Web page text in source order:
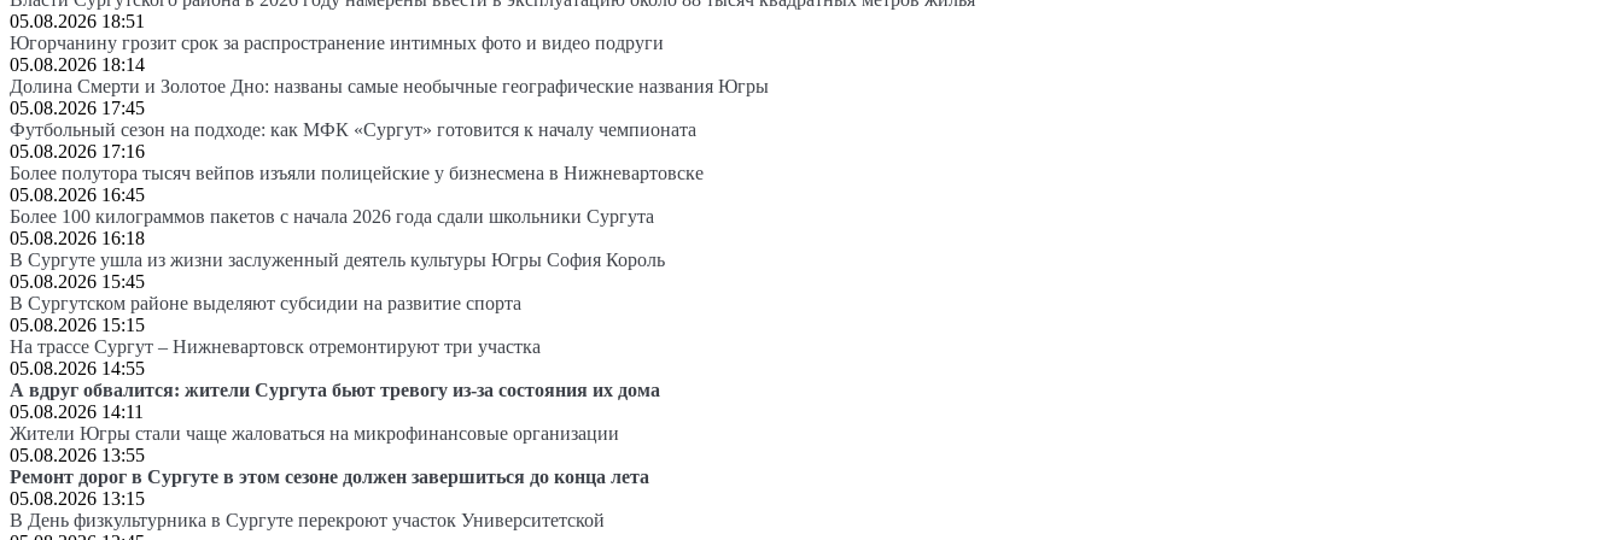
05.08.2026 18:51
Югорчанину грозит срок за распространение интимных фото и видео подруги
05.08.2026 18:14
Долина Смерти и Золотое Дно: названы самые необычные географические названия Югры
05.08.2026 17:45
Футбольный сезон на подходе: как МФК «Сургут» готовится к началу чемпионата
05.08.2026 17:16
Более полутора тысяч вейпов изъяли полицейские у бизнесмена в Нижневартовске
05.08.2026 16:45
Более 100 килограммов пакетов с начала 2026 года сдали школьники Сургута
05.08.2026 16:18
В Сургуте ушла из жизни заслуженный деятель культуры Югры София Король
05.08.2026 15:45
В Сургутском районе выделяют субсидии на развитие спорта
05.08.2026 15:15
На трассе Сургут – Нижневартовск отремонтируют три участка
05.08.2026 14:55
А вдруг обвалится: жители Сургута бьют тревогу из-за состояния их дома
05.08.2026 14:11
Жители Югры стали чаще жаловаться на микрофинансовые организации
05.08.2026 13:55
Ремонт дорог в Сургуте в этом сезоне должен завершиться до конца лета
05.08.2026 13:15
В День физкультурника в Сургуте перекроют участок Университетской